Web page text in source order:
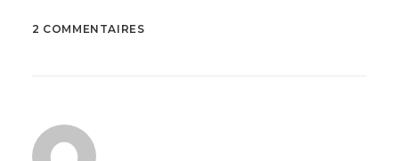
2 COMMENTAIRES